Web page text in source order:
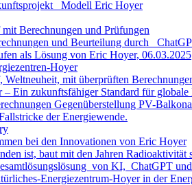
Modell Eric Hoyer
Berechnungen und Prüfungen
und Beurteilung durch
als Lösung von Eric Hoyer, 06.03.2025
Hoyer
mit überprüften
Ein zukunftsfähiger Standard für
Gegenüberstellung PV-
der Energiewende.
bei den Innovationen von Eric Hoyer
ist, baut mit den Jahren
von KI, ChatGPT
Energiezentrum-Hoyer in der